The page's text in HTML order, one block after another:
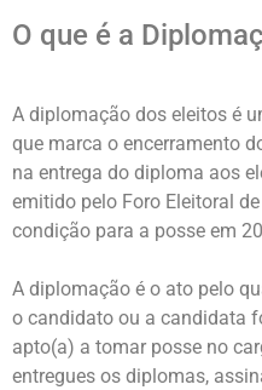
O que é a
A diplomação dos eleitos é
que marca o encerramento
na entrega do diploma aos
emitido pelo Foro Eleitoral
condição para a posse em
A diplomação é o ato pelo
o candidato ou a candidata
apto(a) a tomar posse no
entregues os diplomas,